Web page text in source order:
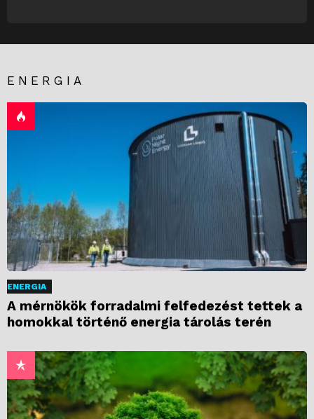
ENERGIA
ENERGIA
A mérnökök forradalmi felfedezést tettek a
homokkal történő energia tárolás terén